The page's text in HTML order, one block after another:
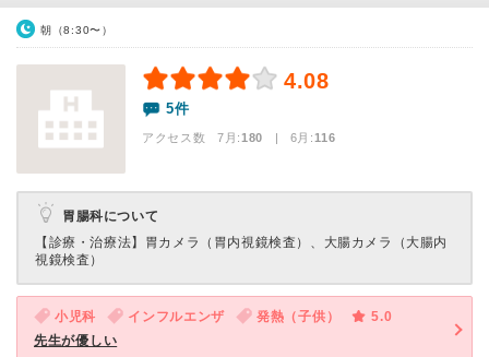
朝（8:30〜）
4.08
5件
アクセス数 7月:180 | 6月:116
胃腸科について
【診療・治療法】 胃カメラ（胃内視鏡検査）、大腸カメラ（大腸内
視鏡検査）
小児科 インフルエンザ 発熱（子供）
5.0
先生が優しい